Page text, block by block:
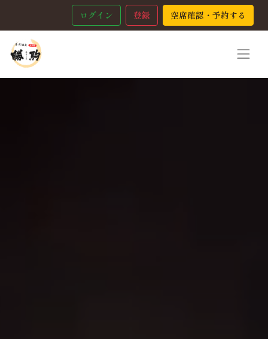
ログイン 登録 空席確認・予約する